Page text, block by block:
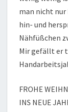
man nicht nur
hin- und
Nähfüßchen
Mir gefällt er
FROHE
INS NEUE